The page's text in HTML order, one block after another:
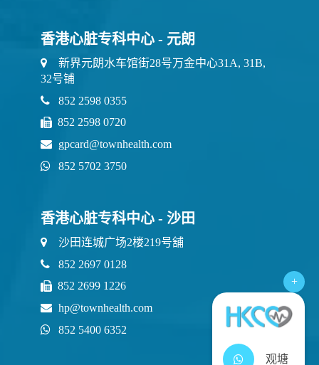
+
观塘
香港心脏专科中心 - 元朗
新界元朗水车馆街28号万金中心31A, 31B,
32号铺
852 2598 0355
852 2598 0720
gpcard@townhealth.com
852 5702 3750
香港心脏专科中心 - 沙田
沙田连城广场2楼219号舖
852 2697 0128
852 2699 1226
hp@townhealth.com
852 5400 6352